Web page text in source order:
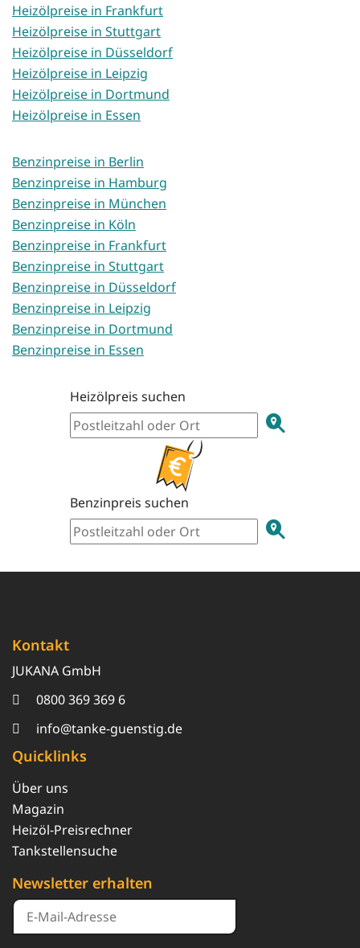
Heizölpreise in Frankfurt
Heizölpreise in Stuttgart
Heizölpreise in Düsseldorf
Heizölpreise in Leipzig
Heizölpreise in Dortmund
Heizölpreise in Essen
Benzinpreise in Berlin
Benzinpreise in Hamburg
Benzinpreise in München
Benzinpreise in Köln
Benzinpreise in Frankfurt
Benzinpreise in Stuttgart
Benzinpreise in Düsseldorf
Benzinpreise in Leipzig
Benzinpreise in Dortmund
Benzinpreise in Essen
Heizölpreis suchen
Benzinpreis suchen
Kontakt
JUKANA GmbH
0800 369 369 6
info@tanke-guenstig.de
Quicklinks
Über uns
Magazin
Heizöl-Preisrechner
Tankstellensuche
Newsletter erhalten